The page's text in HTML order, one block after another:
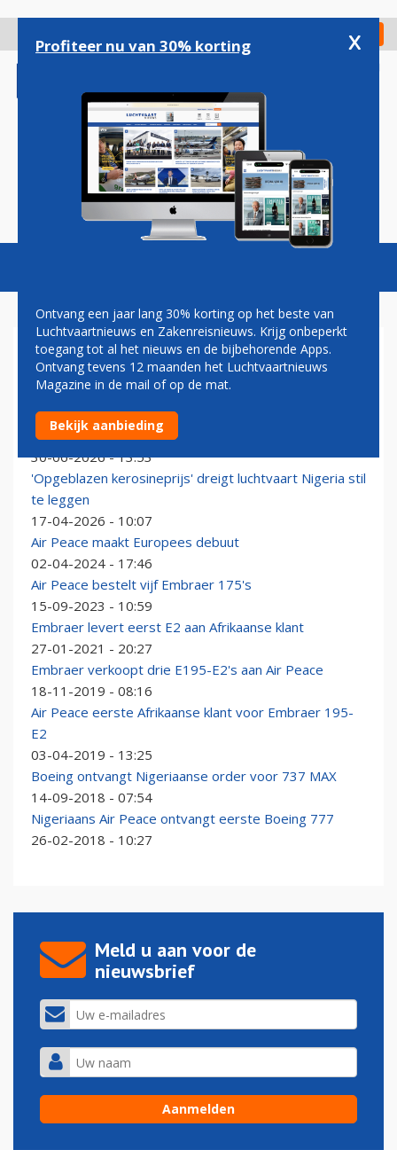
gaan
Check in
Magazine Podcasts Vacatures
AIR PEACE
Air Peace breidt Embraer-vloot verder uit met komst
van E175
30-06-2026 - 13:53
'Opgeblazen kerosineprijs' dreigt luchtvaart Nigeria stil
te leggen
17-04-2026 - 10:07
Air Peace maakt Europees debuut
02-04-2024 - 17:46
Air Peace bestelt vijf Embraer 175's
15-09-2023 - 10:59
Embraer levert eerst E2 aan Afrikaanse klant
27-01-2021 - 20:27
Embraer verkoopt drie E195-E2's aan Air Peace
18-11-2019 - 08:16
Air Peace eerste Afrikaanse klant voor Embraer 195-
E2
03-04-2019 - 13:25
Boeing ontvangt Nigeriaanse order voor 737 MAX
14-09-2018 - 07:54
Nigeriaans Air Peace ontvangt eerste Boeing 777
26-02-2018 - 10:27
Meld u aan voor de
nieuwsbrief
Profiteer nu van 30% korting x
Ontvang een jaar lang 30% korting op het beste van
Luchtvaartnieuws en Zakenreisnieuws. Krijg onbeperkt
toegang tot al het nieuws en de bijbehorende Apps.
Ontvang tevens 12 maanden het Luchtvaartnieuws
Magazine in de mail of op de mat.
Bekijk aanbieding